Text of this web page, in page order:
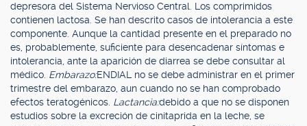
depresora del Sistema Nervioso Central. Los comprimidos
contienen lactosa. Se han descrito casos de intolerancia a este
componente. Aunque la cantidad presente en el preparado no
es, probablemente, suficiente para desencadenar síntomas e
intolerancia, ante la aparición de diarrea se debe consultar al
médico. Embarazo:ENDIAL no se debe administrar en el primer
trimestre del embarazo, aun cuando no se han comprobado
efectos teratogénicos. Lactancia:debido a que no se disponen
estudios sobre la excreción de cinitaprida en la leche, se